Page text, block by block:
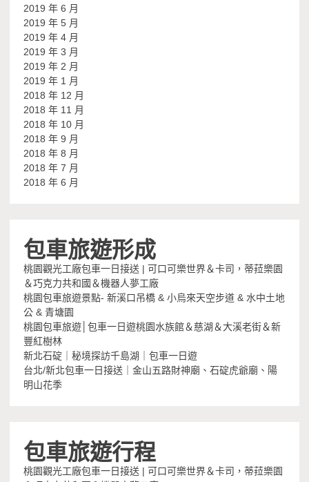
2019 年 6 月
2019 年 5 月
2019 年 4 月
2019 年 3 月
2019 年 2 月
2019 年 1 月
2018 年 12 月
2018 年 11 月
2018 年 10 月
2018 年 9 月
2018 年 8 月
2018 年 7 月
2018 年 6 月
包車旅遊形成
桃園觀光工廠包車一日接送 | 可口可樂世界＆卡司，蒂菈樂園
＆巧克力共和國＆機器人夢工廠
桃園包車旅遊景點- 新溪口吊橋 & 小烏來天空步道 & 水中土地
公 & 青塘園
桃園包車旅遊│包車一日遊桃園水族館＆慈湖＆大溪老街＆新
豐紅樹林
新北石碇｜秘境探訪千島湖｜包車一日遊
台北/新北包車一日接送｜金山五路財神廟、石碇虎爺廟、陽
明山花季
包車旅遊行程
桃園觀光工廠包車一日接送 | 可口可樂世界＆卡司，蒂菈樂園